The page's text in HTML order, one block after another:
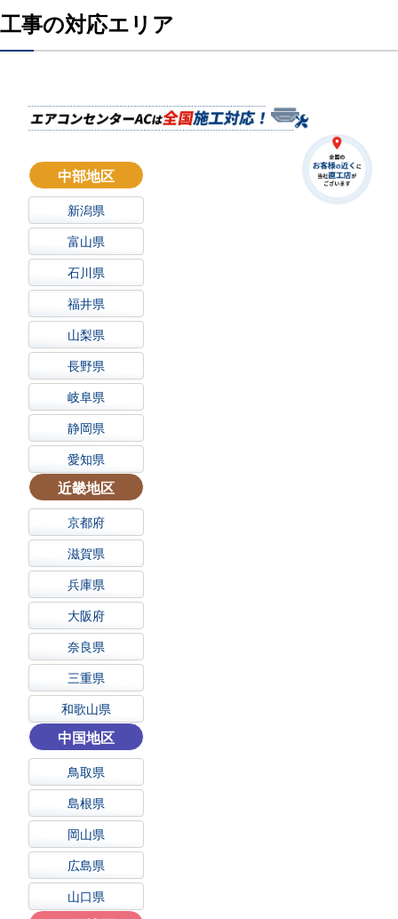
工事の対応エリア
中部地区
新潟県
富山県
石川県
福井県
山梨県
長野県
岐阜県
静岡県
愛知県
近畿地区
京都府
滋賀県
兵庫県
大阪府
奈良県
三重県
和歌山県
中国地区
鳥取県
島根県
岡山県
広島県
山口県